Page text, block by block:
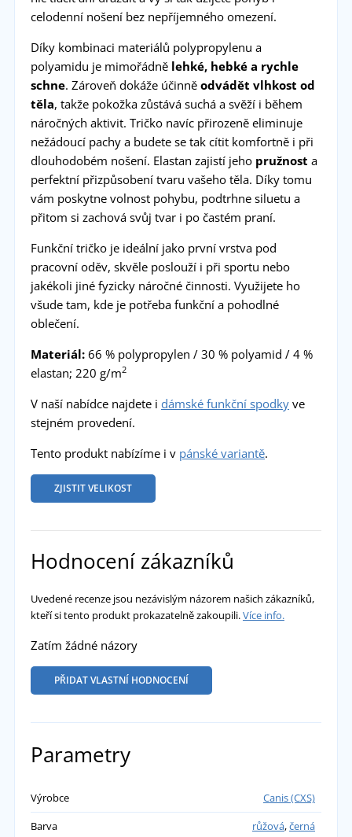
celodenní nošení bez nepříjemného omezení.
Díky kombinaci materiálů polypropylenu a
polyamidu je mimořádně lehké, hebké a rychle
schne. Zároveň dokáže účinně odvádět vlhkost od
těla, takže pokožka zůstává suchá a svěží i během
náročných aktivit. Tričko navíc přirozeně eliminuje
nežádoucí pachy a budete se tak cítit komfortně i při
dlouhodobém nošení. Elastan zajistí jeho pružnost a
perfektní přizpůsobení tvaru vašeho těla. Díky tomu
vám poskytne volnost pohybu, podtrhne siluetu a
přitom si zachová svůj tvar i po častém praní.
Funkční tričko je ideální jako první vrstva pod
pracovní oděv, skvěle poslouží i při sportu nebo
jakékoli jiné fyzicky náročné činnosti. Využijete ho
všude tam, kde je potřeba funkční a pohodlné
oblečení.
Materiál:66 % polypropylen / 30 % polyamid / 4 %
elastan; 220 g/m2
V naší nabídce najdete i dámské funkční spodkyve
stejném provedení.
Tento produkt nabízíme i v pánské variantě.
ZJISTIT VELIKOST
Hodnocení zákazníků
Uvedené recenze jsou nezávislým názorem našich zákazníků,
kteří si tento produkt prokazatelně zakoupili.Více info.
Zatím žádné názory
PŘIDAT VLASTNÍ HODNOCENÍ
Parametry
Výrobce
Canis (CXS)
Barva
růžová,černá